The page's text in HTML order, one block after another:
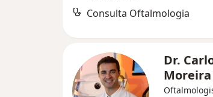
Consulta Oftalmologia
Dr.